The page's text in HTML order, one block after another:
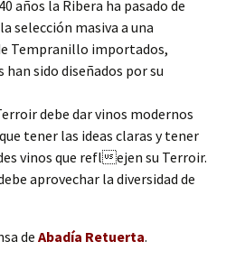
años la Ribera ha pasado de
selección masiva a una
Tempranillo importados,
han sido diseñados por su
debe dar vinos modernos
tener las ideas claras y tener
vinos que reflejen su Terroir.
aprovechar la diversidad de
de Abadía Retuerta.